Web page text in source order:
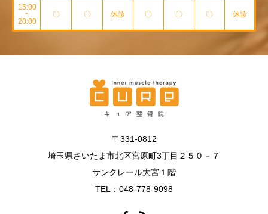
15:00
~
20:00
〇 〇 休診 〇 〇 〇 休診
〒331-0812
埼玉県さいたま市北区宮原町3丁目２５０－７
サンクレール大宮１階
TEL：048-778-9098